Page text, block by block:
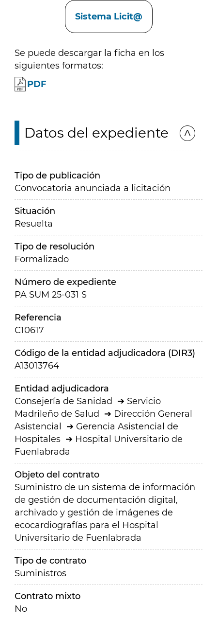
Sistema Licit@
Se puede descargar la ficha en los
siguientes formatos:
PDF
Datos del expediente
Tipo de publicación
Convocatoria anunciada a licitación
Situación
Resuelta
Tipo de resolución
Formalizado
Número de expediente
PA SUM 25-031 S
Referencia
C10617
Código de la entidad adjudicadora (DIR3)
A13013764
Entidad adjudicadora
Consejería de Sanidad
Servicio
Madrileño de Salud
Dirección General
Asistencial
Gerencia Asistencial de
Hospitales
Hospital Universitario de
Fuenlabrada
Objeto del contrato
Suministro de un sistema de información
de gestión de documentación digital,
archivado y gestión de imágenes de
ecocardiografías para el Hospital
Universitario de Fuenlabrada
Tipo de contrato
Suministros
Contrato mixto
No